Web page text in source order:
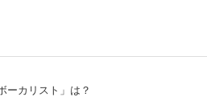
ーカリスト」は？